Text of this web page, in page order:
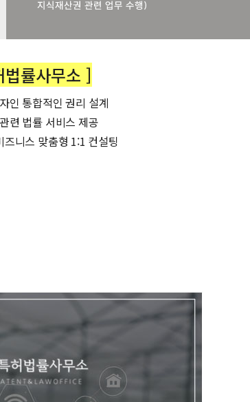
률사무소 ]
인 통합적인 권리 설계
련 법률 서비스 제공
니스 맞춤형 1:1 컨설팅